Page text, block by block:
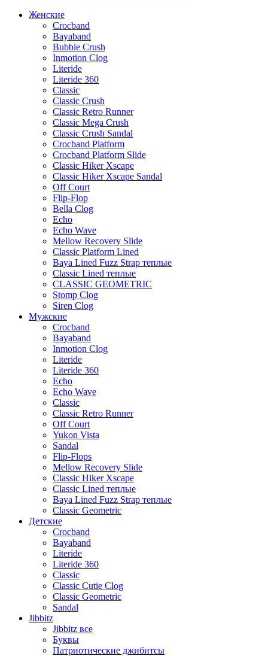
Женские
Crocband
Bayaband
Bubble Crush
Inmotion Clog
Literide
Literide 360
Classic
Classic Crush
Classic Retro Runner
Classic Mega Crush
Classic Crush Sandal
Crocband Platform
Crocband Platform Slide
Classic Hiker Xscape
Classic Hiker Xscape Sandal
Off Court
Flip-Flop
Bella Clog
Echo
Echo Wave
Mellow Recovery Slide
Classic Platform Lined
Baya Lined Fuzz Strap теплые
Classic Lined теплые
CLASSIC GEOMETRIC
Stomp Clog
Siren Clog
Мужские
Crocband
Bayaband
Inmotion Clog
Literide
Literide 360
Echo
Echo Wave
Classic
Classic Retro Runner
Off Court
Yukon Vista
Sandal
Flip-Flops
Mellow Recovery Slide
Classic Hiker Xscape
Classic Lined теплые
Baya Lined Fuzz Strap теплые
Classic Geometric
Детские
Crocband
Bayaband
Literide
Literide 360
Classic
Classic Cutie Clog
Classic Geometric
Sandal
Jibbitz
Jibbitz все
Буквы
Патриотические джибитсы